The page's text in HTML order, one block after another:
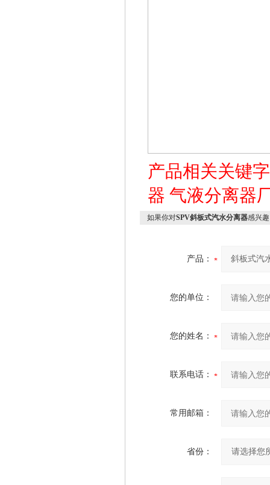
产品相关关键
器 气液分离器
如果你对SPV斜板式汽水分离器感兴
产品：
您的单位：
您的姓名：
联系电话：
常用邮箱：
省份：